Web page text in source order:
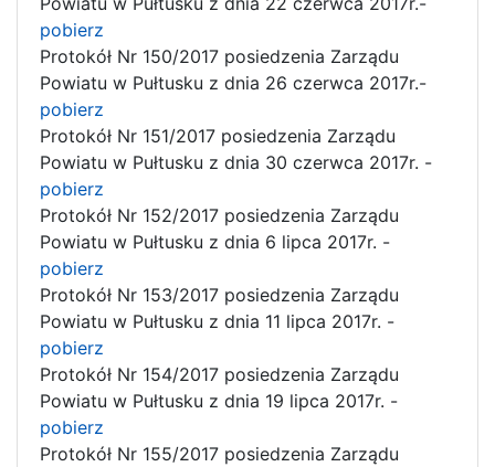
pobierz
Protokół Nr 150/2017 posiedzenia Zarządu
Powiatu w Pułtusku z dnia 26 czerwca 2017r.-
pobierz
Protokół Nr 151/2017 posiedzenia Zarządu
Powiatu w Pułtusku z dnia 30 czerwca 2017r. -
pobierz
Protokół Nr 152/2017 posiedzenia Zarządu
Powiatu w Pułtusku z dnia 6 lipca 2017r. -
pobierz
Protokół Nr 153/2017 posiedzenia Zarządu
Powiatu w Pułtusku z dnia 11 lipca 2017r. -
pobierz
Protokół Nr 154/2017 posiedzenia Zarządu
Powiatu w Pułtusku z dnia 19 lipca 2017r. -
pobierz
Protokół Nr 155/2017 posiedzenia Zarządu